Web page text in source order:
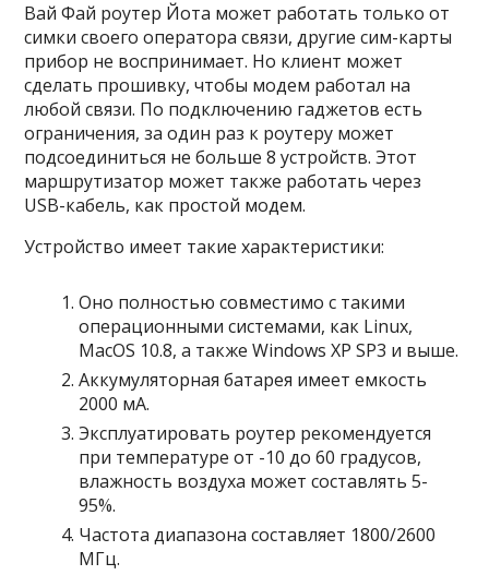
Вай Фай роутер Йота может работать только от
симки своего оператора связи, другие сим-карты
прибор не воспринимает. Но клиент может
сделать прошивку, чтобы модем работал на
любой связи. По подключению гаджетов есть
ограничения, за один раз к роутеру может
подсоединиться не больше 8 устройств. Этот
маршрутизатор может также работать через
USB-кабель, как простой модем.
Устройство имеет такие характеристики:
Оно полностью совместимо с такими
операционными системами, как Linux,
MacOS 10.8, а также Windows XP SP3 и выше.
Аккумуляторная батарея имеет емкость
2000 мА.
Эксплуатировать роутер рекомендуется
при температуре от -10 до 60 градусов,
влажность воздуха может составлять 5-
95%.
Частота диапазона составляет 1800/2600
МГц.